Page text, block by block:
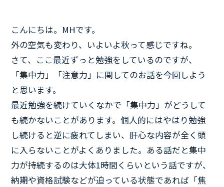
こんにちは。MHです。
外の空気も変わり、いよいよ秋って感じですね。
さて、ここ最近ずっと勉強をしているのですが、
「集中力」「注意力」に関してのお話を今回しよう
と思います。
最近勉強を続けていくなかで「集中力」がどうして
も続かないことがあります。個人的にはやはり勉強
し続けると逆に疲れてしまい、肝心な内容が全く頭
に入らないことがよくありました。ある話だと集中
力が持続するのは大体1時間くらいという話ですが、
納期や資格試験などが迫っている状態であれば「焦